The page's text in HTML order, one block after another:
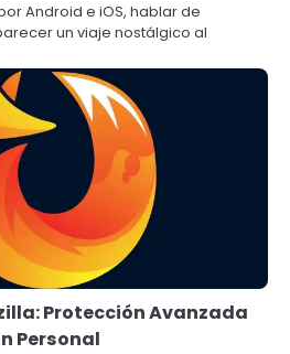
Android e iOS, hablar de
un viaje nostálgico al
Protección Avanzada
Personal